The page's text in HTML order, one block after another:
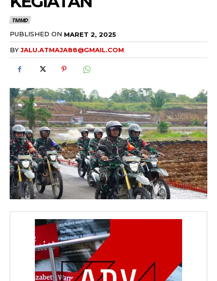
TMMD
PUBLISHED ON MARET 2, 2025
BYJALU.ATMAJA88@GMAIL.COM